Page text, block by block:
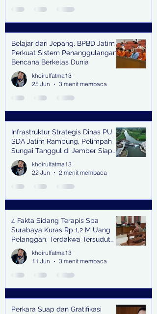
Belajar dari Jepang, BPBD Jatim
Perkuat Sistem Penanggulangan
Bencana Berkelas Dunia
khoirulfatma13
25 Jun
3 menit membaca
Infrastruktur Strategis Dinas PU
SDA Jatim Rampung, Pelimpah
Sungai Tanggul di Jember Siap
Bangkitkan Swasembada Pangan
dan Pengendali Banjir
khoirulfatma13
22 Jun
2 menit membaca
4 Fakta Sidang Terapis Spa
Surabaya Kuras Rp 1,2 M Uang
Pelanggan, Terdakwa Tersudut
oleh Keterangan Saksi Kunci
khoirulfatma13
11 Jun
3 menit membaca
Perkara Suap dan Gratifikasi